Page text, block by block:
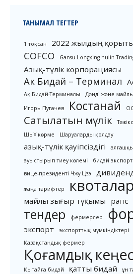
ТАНЫМАЛ ТЕГТЕР
1 тоқсан 2022 жылдың
COFCO Gansu Longxing hulin
Азық-түлік корпорациясы
Ак Бидай – Терминал
Ақ Бидай-Терминалы
Дәнді және
Игорь Пугачев
Костанай
Сатылатын мүлік
ШЫҰ көрме
Шаруаларды қолдау
азық-түлік қауіпсіздігі
ауыстырып тиеу көлемі
бидай экспорт
вице-президенті Чжу Цзэ
жаңа тарифтер квоталар
майлы зығыр тұқымы рапс
тендер фермерлер
экспорт экспорттық мүмкіндіктері
Қазақстандық фермер
Қоғамдық кеңес
Қытайға бидай қатты бидай
ұн